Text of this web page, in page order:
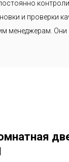
и проверки
менеджерам.